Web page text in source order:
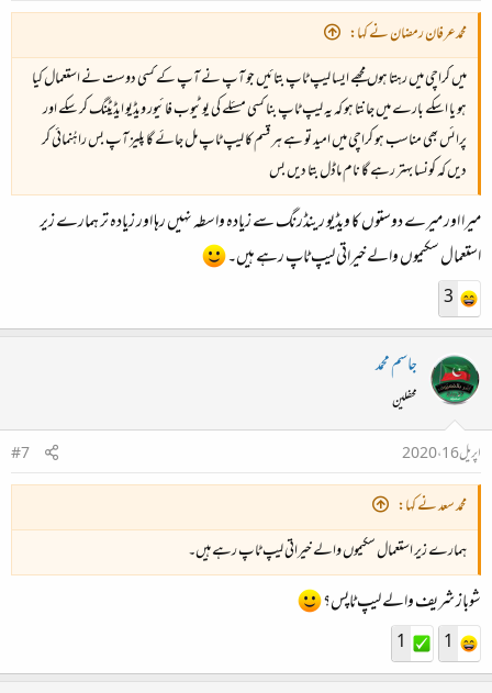
محمدعرفان رمضان نے کہا:
میں کراچی میں رہتا ہوں مجھے ایسا لیپ ٹاپ بتائیں جو آپ نے آپ کے کسی دوست نے استعمال کیا
ہو یا اسکے بارے میں جانتا ہو کہ یہ لیپ ٹاپ بنا کسی مسئلے کی یوٹیوب فائیور ویڈیو ایڈیٹنگ کر سکے اور
پرائس بھی مناسب ہو کراچی میں امید تو ہے ہر قسم کا لیپ ٹاپ مل جائے گا پلیز آپ بس راہُنمائی کر
دیں کہ کونسا بہتر رہے گا نام ماڈل بتا دیں بس
میرا اور میرے دوستوں کا ویڈیو رینڈرنگ سے زیادہ واسطہ نہیں رہا اور زیادہ تر ہمارے زیر
استعمال سکیموں والے خیراتی لیپ ٹاپ رہے ہیں۔
3
جاسم محمد
محفلین
اپریل 16، 2020
#7
محمد سعد نے کہا:
ہمارے زیر استعمال سکیموں والے خیراتی لیپ ٹاپ رہے ہیں۔
شوباز شریف والے لیپ ٹاپس؟
1
1